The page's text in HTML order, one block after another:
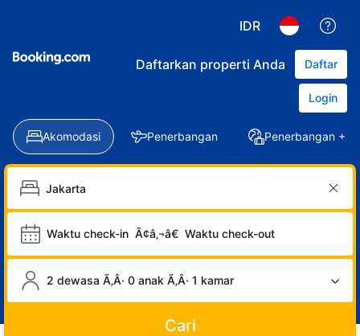
IDR
Daftarkan properti Anda Daftar
Login
Akomodasi Penerbangan Penerbangan +
Waktu check-in Ã¢â‚¬â€ Waktu check-out
2 dewasa Ã‚Â· 0 anak Ã‚Â· 1 kamar
Cari